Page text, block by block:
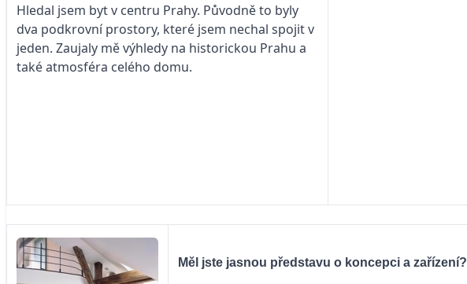
Hledal jsem byt v centru Prahy. Původně to byly
dva podkrovní prostory, které jsem nechal spojit v
jeden. Zaujaly mě výhledy na historickou Prahu a
také atmosféra celého domu.
Měl jste jasnou představu o koncepci a zařízení?